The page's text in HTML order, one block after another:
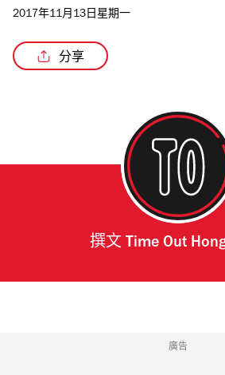
2017年11月13日星期一
分享
撰文 Time Out
廣告